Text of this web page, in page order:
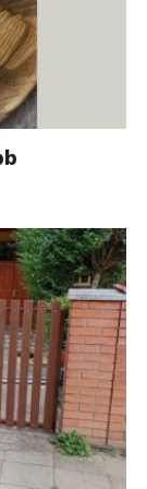
a
ahol
hogy
idehaza
fel
rendszerként
a
– például
a
autót